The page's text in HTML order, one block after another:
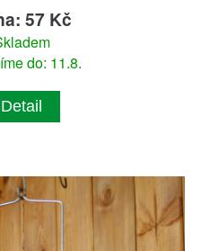
57 Kč
do: 11.8.
Detail